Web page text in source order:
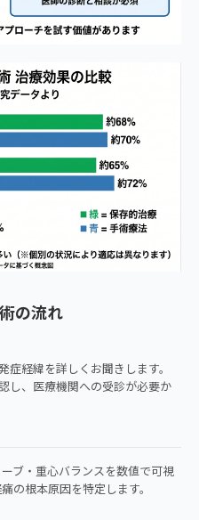
の流れ
症経緯を詳しくお聞きします。
し、医療機関への受診が必要か
ブ・重心バランスを数値で可視
の根本原因を特定します。